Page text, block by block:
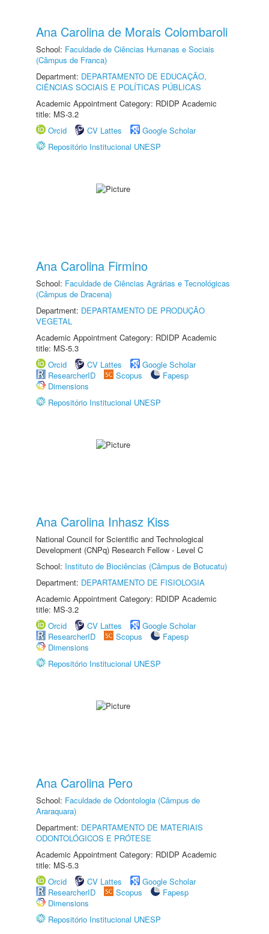
Ana Carolina de Morais Colombaroli
School: Faculdade de Ciências Humanas e Sociais
(Câmpus de Franca)
Department: DEPARTAMENTO DE EDUCAÇÃO,
CIÊNCIAS SOCIAIS E POLÍTICAS PÚBLICAS
Academic Appointment Category: RDIDP Academic
title: MS-3.2
Orcid
CV Lattes
Google Scholar
Repositório Institucional UNESP
Ana Carolina Firmino
School: Faculdade de Ciências Agrárias e Tecnológicas
(Câmpus de Dracena)
Department: DEPARTAMENTO DE PRODUÇÃO
VEGETAL
Academic Appointment Category: RDIDP Academic
title: MS-5.3
Orcid
CV Lattes
Google Scholar
ResearcherID
Scopus
Fapesp
Dimensions
Repositório Institucional UNESP
Ana Carolina Inhasz Kiss
National Council for Scientific and Technological
Development (CNPq) Research Fellow - Level C
School: Instituto de Biociências (Câmpus de Botucatu)
Department: DEPARTAMENTO DE FISIOLOGIA
Academic Appointment Category: RDIDP Academic
title: MS-3.2
Orcid
CV Lattes
Google Scholar
ResearcherID
Scopus
Fapesp
Dimensions
Repositório Institucional UNESP
Ana Carolina Pero
School: Faculdade de Odontologia (Câmpus de
Araraquara)
Department: DEPARTAMENTO DE MATERIAIS
ODONTOLÓGICOS E PRÓTESE
Academic Appointment Category: RDIDP Academic
title: MS-5.3
Orcid
CV Lattes
Google Scholar
ResearcherID
Scopus
Fapesp
Dimensions
Repositório Institucional UNESP